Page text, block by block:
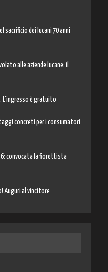
sacrificio dei lucani 70 anni
alle aziende lucane: il
L’ingresso è gratuito
concreti per i consumatori
convocata la fiorettista
Auguri al vincitore